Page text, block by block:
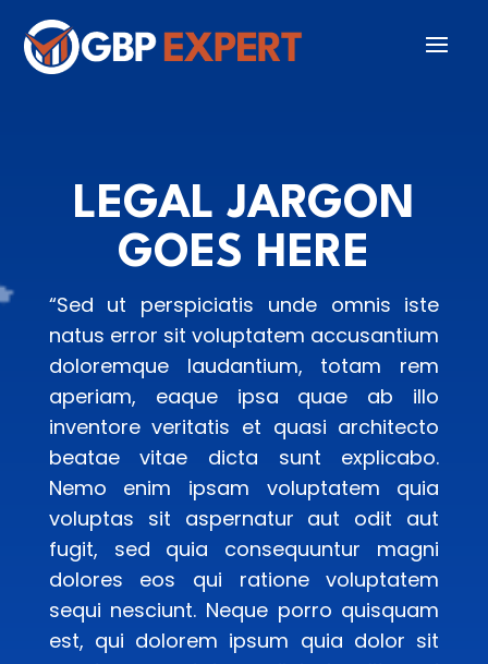
LEGAL JARGON
GOES HERE
“Sed ut perspiciatis unde omnis iste
natus error sit voluptatem accusantium
doloremque laudantium, totam rem
aperiam, eaque ipsa quae ab illo
inventore veritatis et quasi architecto
beatae vitae dicta sunt explicabo.
Nemo enim ipsam voluptatem quia
voluptas sit aspernatur aut odit aut
fugit, sed quia consequuntur magni
dolores eos qui ratione voluptatem
sequi nesciunt. Neque porro quisquam
est, qui dolorem ipsum quia dolor sit